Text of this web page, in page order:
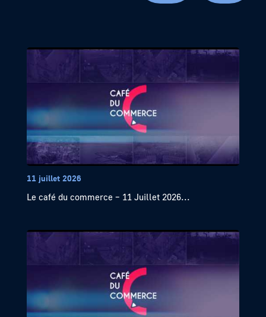
11 juillet 2026
Le café du commerce – 11 Juillet 2026...